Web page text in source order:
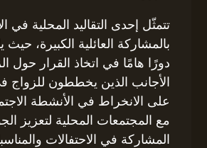
تتمثّل إحدى التقاليد المحلية في
بالمشاركة العائلية الكبيرة،
دورًا هامًا في اتخاذ القرار حول
الأجانب الذين يخططون للزواج
على الانخراط في الأنشطة
مع المجتمعات المحلية لتعزيز
المشاركة في الاحتفالات